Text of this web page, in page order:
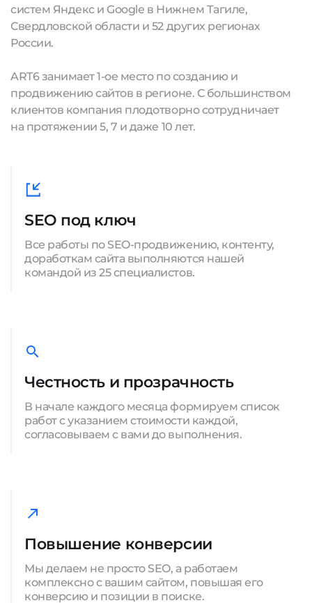
систем Яндекс и Google в Нижнем Тагиле,
Свердловской области и 52 других регионах
России.
ART6 занимает 1-ое место по созданию и
продвижению сайтов в регионе. С большинством
клиентов компания плодотворно сотрудничает
на протяжении 5, 7 и даже 10 лет.
SEO под ключ
Все работы по SEO-продвижению, контенту,
доработкам сайта выполняются нашей
командой из 25 специалистов.
Честность и прозрачность
В начале каждого месяца формируем список
работ с указанием стоимости каждой,
согласовываем с вами до выполнения.
Повышение конверсии
Мы делаем не просто SEO, а работаем
комплексно с вашим сайтом, повышая его
конверсию и позиции в поиске.